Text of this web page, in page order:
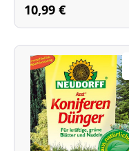
Standbodenbeutel mit
1,75 kg Inhalt
10,99 €